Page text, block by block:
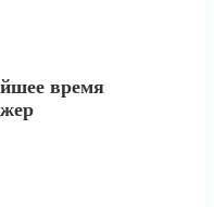
время